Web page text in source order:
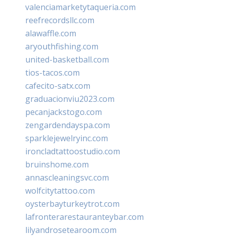
valenciamarketytaqueria.com
reefrecordsllc.com
alawaffle.com
aryouthfishing.com
united-basketball.com
tios-tacos.com
cafecito-satx.com
graduacionviu2023.com
pecanjackstogo.com
zengardendayspa.com
sparklejewelryinc.com
ironcladtattoostudio.com
bruinshome.com
annascleaningsvc.com
wolfcitytattoo.com
oysterbayturkeytrot.com
lafronterarestauranteybar.com
lilyandrosetearoom.com